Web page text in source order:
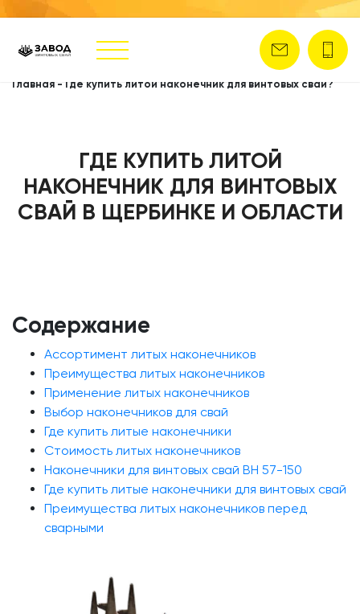
Главная - Где купить литой наконечник для винтовых свай?
ГДЕ КУПИТЬ ЛИТОЙ
НАКОНЕЧНИК ДЛЯ ВИНТОВЫХ
СВАЙ В ЩЕРБИНКЕ И ОБЛАСТИ
Содержание
Ассортимент литых наконечников
Преимущества литых наконечников
Применение литых наконечников
Выбор наконечников для свай
Где купить литые наконечники
Стоимость литых наконечников
Наконечники для винтовых свай ВН 57-150
Где купить литые наконечники для винтовых свай
Преимущества литых наконечников перед
сварными